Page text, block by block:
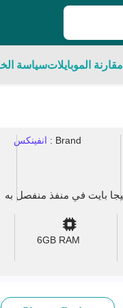
مقارنة الموبايلاتسياسة
Brand : انفينكس
6GB RAM